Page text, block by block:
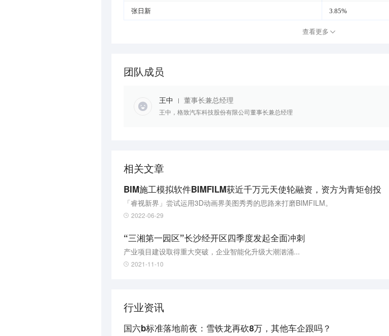
张日新 3.85%
查看更多
团队成员
王中 董事长兼总经理
王中，格致汽车科技股份有限公司董事长兼总经理
相关文章
BIM施工模拟软件BIMFILM获近千万元天使轮融资，资方为青矩创投
「睿视新界」尝试运用3D动画界美图秀秀的思路来打磨BIMFILM。
2022-06-29
“三湘第一园区”长沙经开区四季度发起全面冲刺
产业项目建设取得重大突破，企业智能化升级大潮汹涌...
2021-11-10
行业资讯
国六b标准落地前夜：雪铁龙再砍8万，其他车企跟吗？